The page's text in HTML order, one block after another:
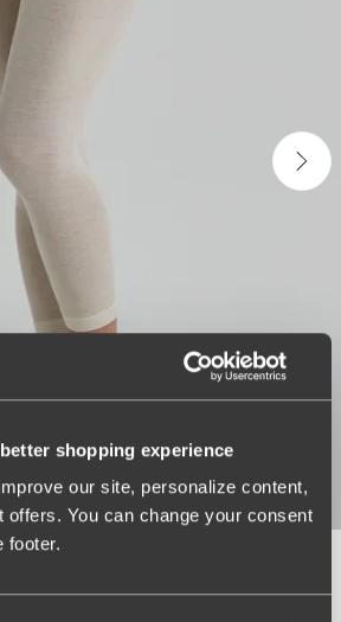
shopping experience
our site, personalize content,
offers. You can change your consent
footer.
i merinoull